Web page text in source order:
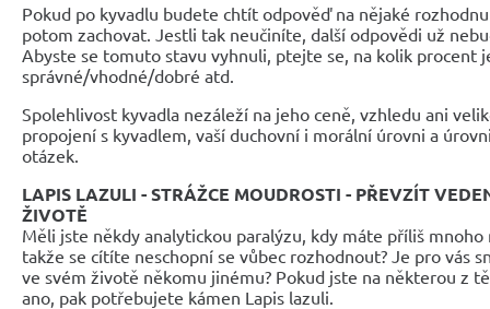
Pokud po kyvadlu budete chtít odpověď na nějaké
potom zachovat. Jestli tak neučiníte, další odpovědi už
Abyste se tomuto stavu vyhnuli, ptejte se, na kolik procent
správné/vhodné/dobré atd.
Spolehlivost kyvadla nezáleží na jeho ceně, vzhledu ani
propojení s kyvadlem, vaší duchovní i morální úrovni a
otázek.
LAPIS LAZULI - STRÁŽCE MOUDROSTI - PŘEVZÍT
ŽIVOTĚ
Měli jste někdy analytickou paralýzu, kdy máte příliš
takže se cítíte neschopní se vůbec rozhodnout? Je pro vás
ve svém životě někomu jinému? Pokud jste na některou z
ano, pak potřebujete kámen Lapis lazuli.